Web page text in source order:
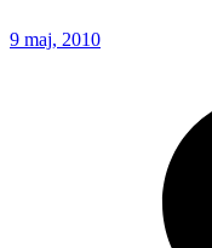
9 maj, 2010